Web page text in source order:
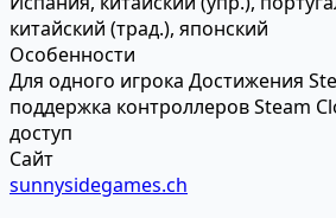
китайский (трад.), японский
Особенности
Для одного игрока Достижения
поддержка контроллеровSteam
доступ
Сайт
sunnysidegames.ch